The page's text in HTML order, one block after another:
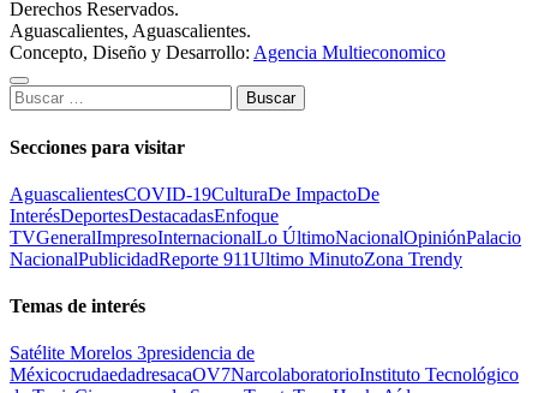
Derechos Reservados.
Aguascalientes, Aguascalientes.
Concepto, Diseño y Desarrollo: Agencia Multieconomico
Buscar:
Secciones para visitar
AguascalientesCOVID-19CulturaDe ImpactoDe
InterésDeportesDestacadasEnfoque
TVGeneralImpresoInternacionalLo ÚltimoNacionalOpiniónPalacio
NacionalPublicidadReporte 911Ultimo MinutoZona Trendy
Temas de interés
Satélite Morelos 3presidencia de
MéxicocrudaedadresacaOV7NarcolaboratorioInstituto Tecnológico